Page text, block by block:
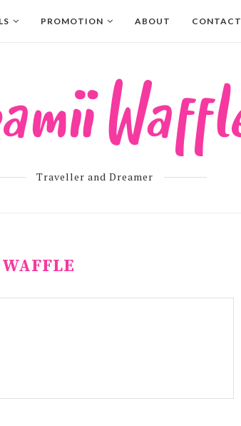
PROMOTION ABOUT CONTACT
Traveller and Dreamer